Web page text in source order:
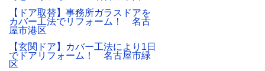
【ドア取替】事務所ガラスドアを
カバー工法でリフォーム！ 名古
屋市港区
【玄関ドア】カバー工法により1日
でドアリフォーム！ 名古屋市緑
区